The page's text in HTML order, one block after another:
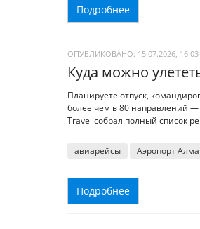
Подробнее
ОПУБЛИКОВАНО: 15.07.2026, 16:03
Куда можно
Планируете отпуск,
более чем в 80 направлений —
Travel собрал полный список
авиарейсы Аэропорт
Подробнее